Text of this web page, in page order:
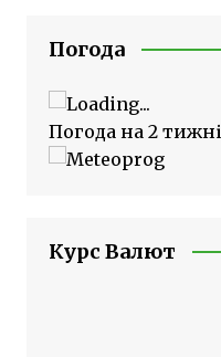
Погода
Погода на 2 тижні
Курс Валют